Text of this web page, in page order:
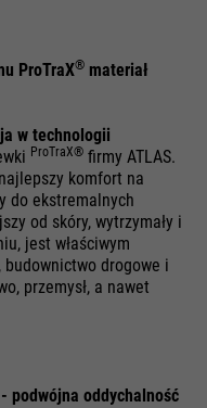
panelu Typo3 i
nim.
plik cookie był
celu ustalenia,
był na nowej
ProTraX® materiał
w technologii
ProTraX® firmy ATLAS.
komfort na
do ekstremalnych
od skóry, wytrzymały i
jest właściwym
budownictwo drogowe i
przemysł, a nawet
podwójna oddychalność